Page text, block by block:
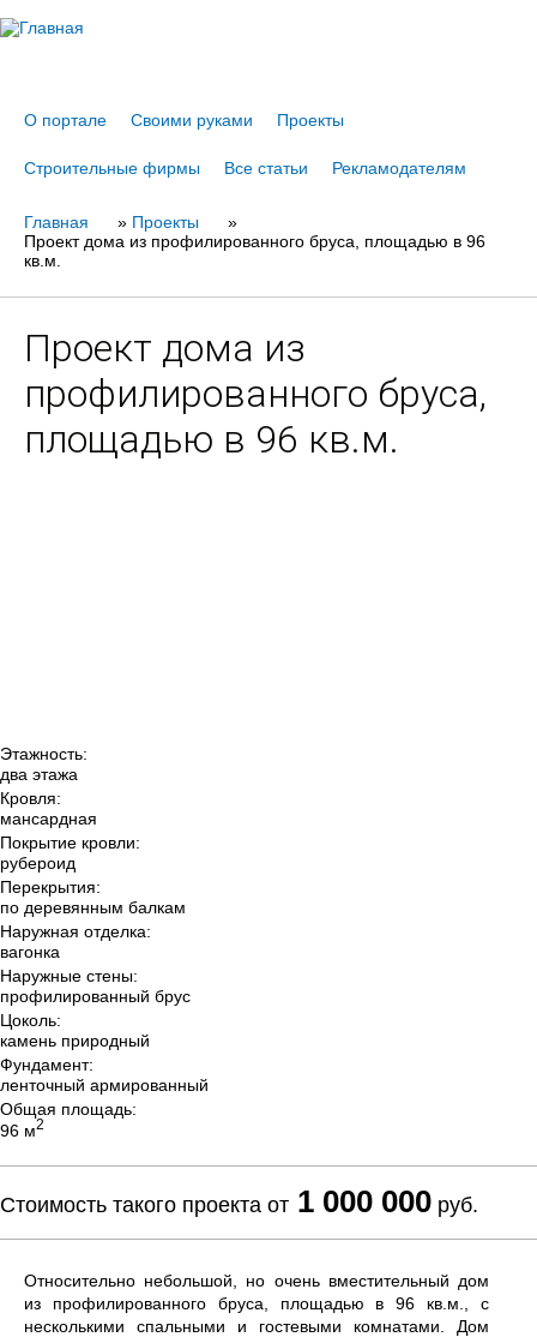
О портале Своими руками Проекты
Строительные фирмы Все статьи Рекламодателям
Вы
здесь
Главная » Проекты
»
Проект дома из профилированного бруса, площадью в 96
кв.м.
Проект дома из
профилированного бруса,
площадью в 96 кв.м.
Этажность:
два этажа
Кровля:
мансардная
Покрытие кровли:
рубероид
Перекрытия:
по деревянным балкам
Наружная отделка:
вагонка
Наружные стены:
профилированный брус
Цоколь:
камень природный
Фундамент:
ленточный армированный
Общая площадь:
96 м2
Стоимость такого проекта от 1 000 000 руб.
Относительно небольшой, но очень вместительный дом
из профилированного бруса, площадью в 96 кв.м., с
несколькими спальными и гостевыми комнатами. Дом